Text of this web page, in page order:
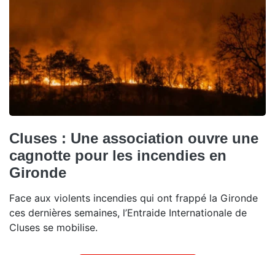
Cluses : Une association ouvre une
cagnotte pour les incendies en
Gironde
Face aux violents incendies qui ont frappé la Gironde
ces dernières semaines, l’Entraide Internationale de
Cluses se mobilise.